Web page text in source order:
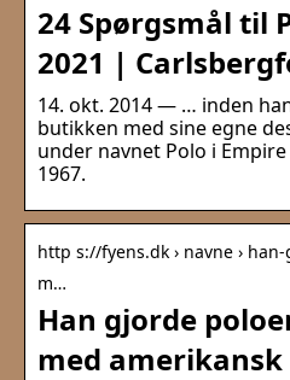
24 Spørgsmål til
2021 |
14. okt. 2014 — … inden
butikken med sine egne
under navnet Polo i
1967.
http s://fyens.dk › navne ›
m…
Han gjorde
med amerikansk